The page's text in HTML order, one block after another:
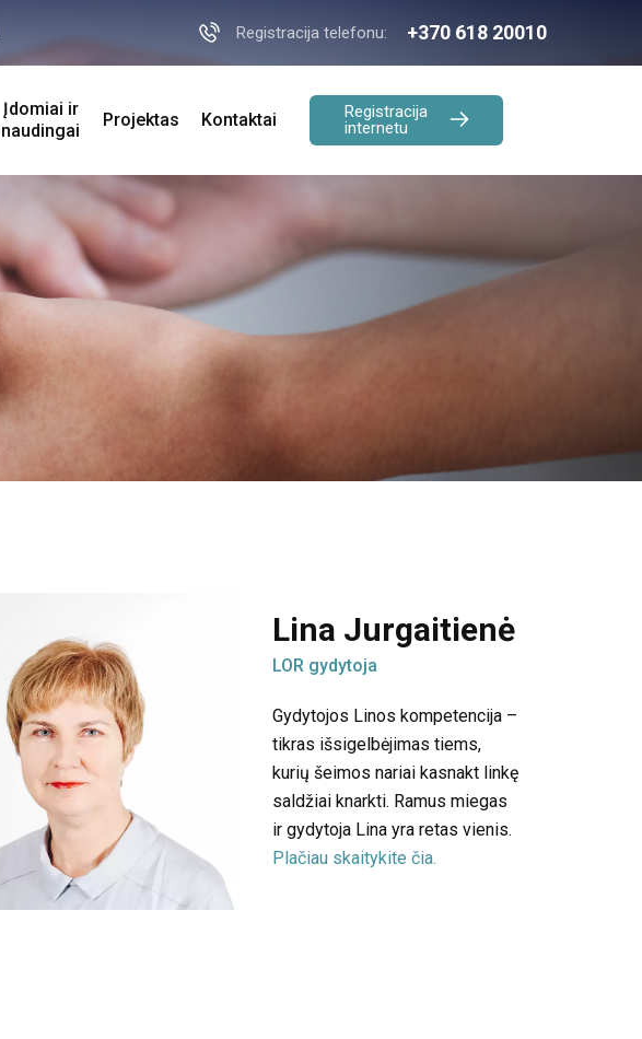
Registracija telefonu: +370 618 20010
Įdomiai ir
naudingai
Projektas Kontaktai
Registracija
internetu
Lina Jurgaitienė
LOR gydytoja
Gydytojos Linos kompetencija –
tikras išsigelbėjimas tiems,
kurių šeimos nariai kasnakt linkę
saldžiai knarkti. Ramus miegas
ir gydytoja Lina yra retas vienis.
Plačiau skaitykite čia.